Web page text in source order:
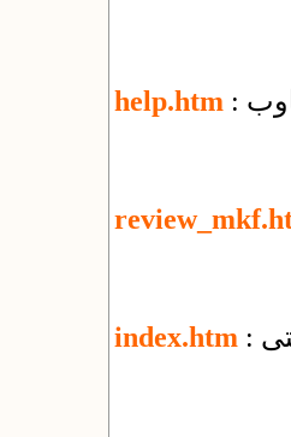
help.htm
index.htm